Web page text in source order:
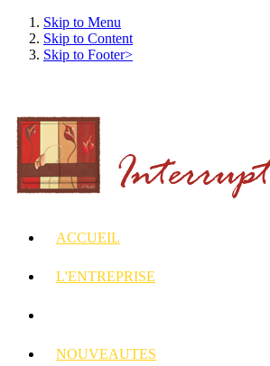
Skip to Menu
Skip to Content
Skip to Footer>
ACCUEIL
L'ENTREPRISE
NOUVEAUTES